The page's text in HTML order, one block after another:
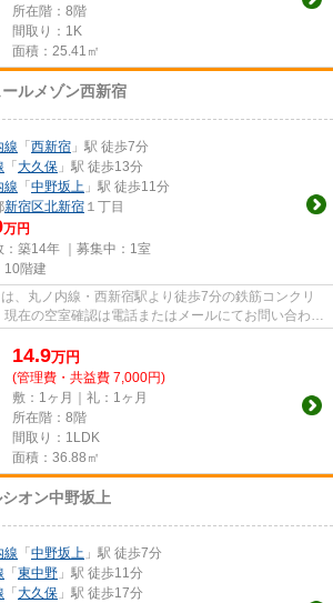
所在階：8階
間取り：1K
面積：25.41㎡
ールメゾン西新宿
線 「 西新宿 」駅 徒歩7分
「 大久保 」駅 徒歩13分
線 「 中野坂上 」駅 徒歩11分
新宿区北新宿 １丁目
万円
：築14年 ｜募集中： 1室
10階建
、丸ノ内線・西新宿駅より徒歩7分の鉄筋コンクリ
14.9万円
(管理費・共益費 7,000円)
敷：1ヶ月｜礼：1ヶ月
所在階：8階
間取り：1LDK
面積：36.88㎡
オン中野坂上
線 「 中野坂上 」駅 徒歩7分
「 東中野 」駅 徒歩11分
「 大久保 」駅 徒歩17分